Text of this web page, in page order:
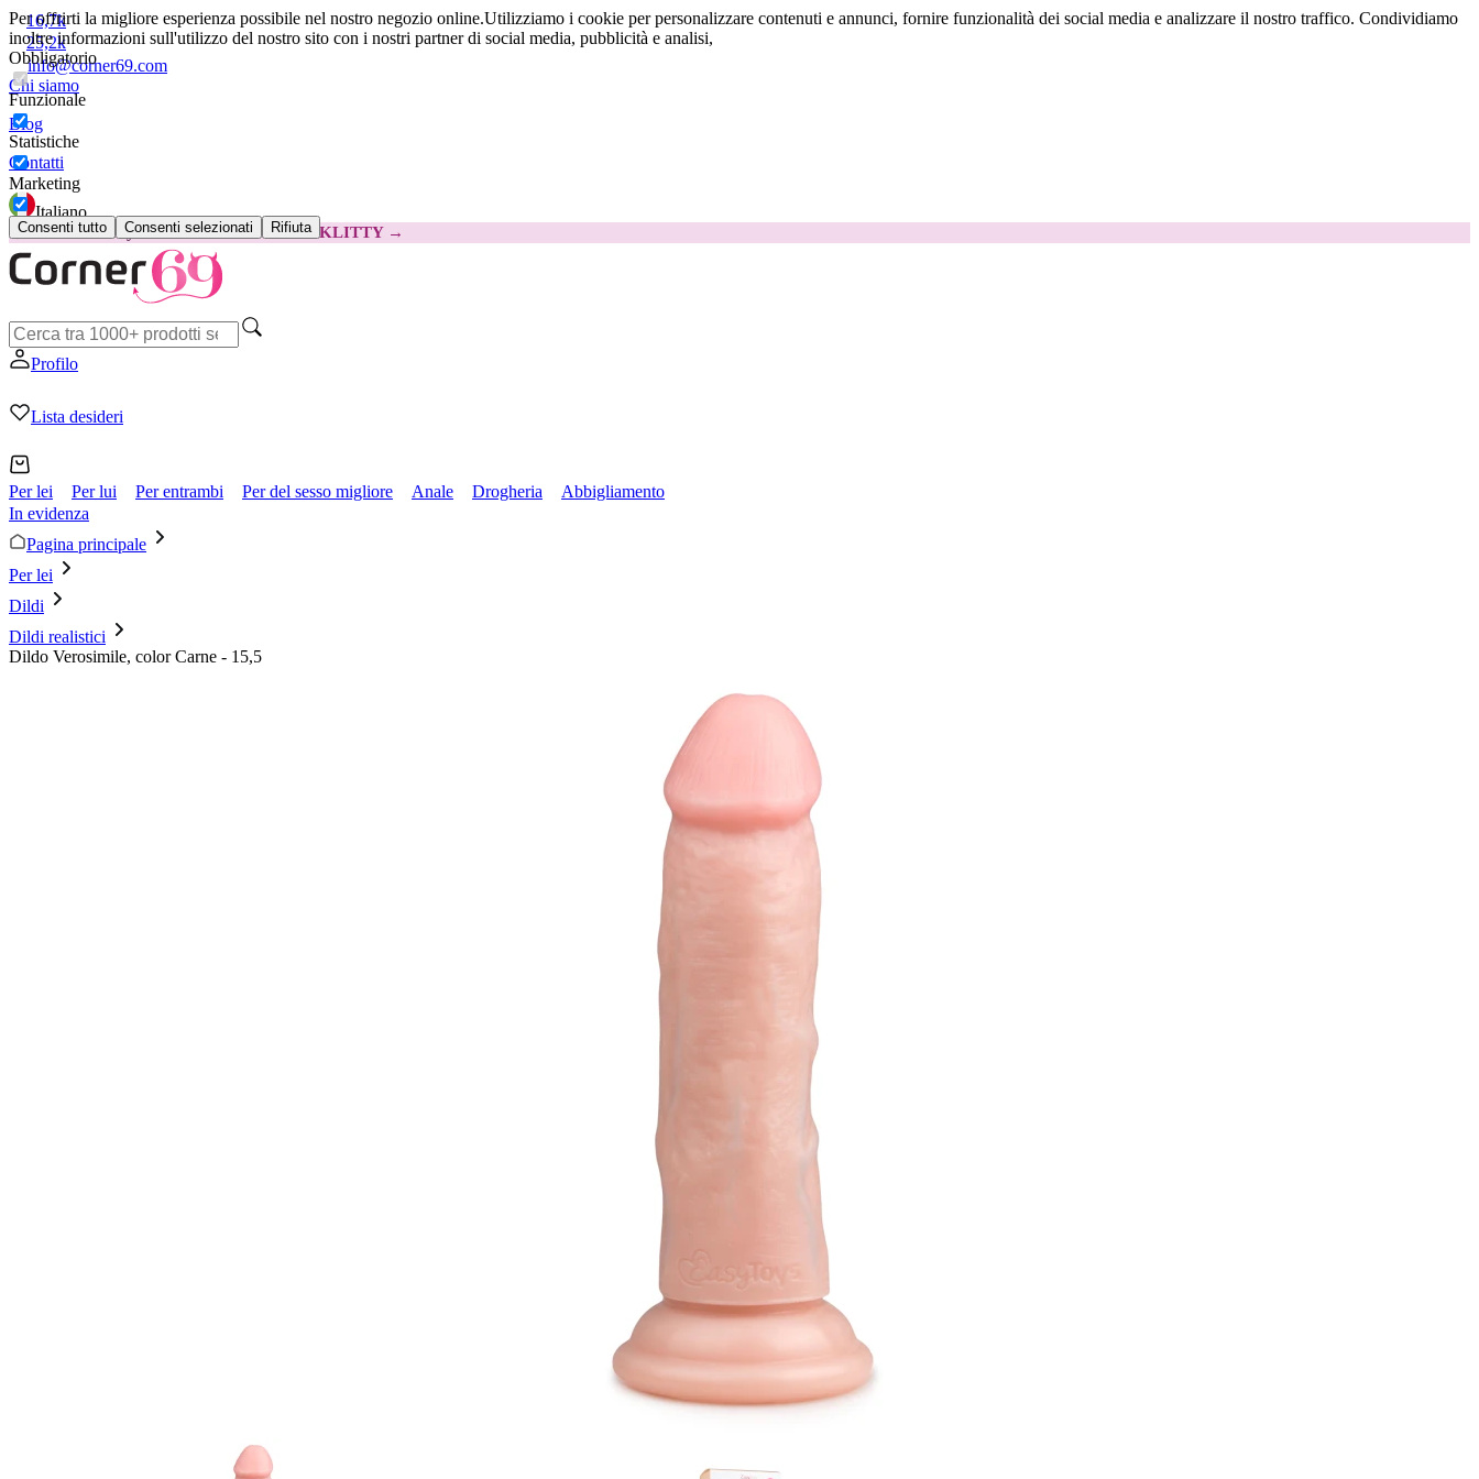
Per offrirti la migliore esperienza possibile nel nostro negozio online.Utilizziamo i cookie per personalizzare contenuti e annunci, fornire funzionalità dei social media e analizzare il nostro traffico. Condividiamo
inoltre informazioni sull'utilizzo del nostro sito con i nostri partner di social media, pubblicità e analisi,
Obbligatorio
Funzionale
Statistiche
Marketing
Consenti tutto Consenti selezionati Rifiuta
16,7k
25,2k
info@corner69.com
Chi siamo
Blog
Contatti
Italiano
😽Svakom Klitty: 15 € IN MENO Codice: KLITTY →
Profilo
Lista desideri
Per lei Per lui Per entrambi Per del sesso migliore Anale Drogheria
Abbigliamento
In evidenza
Pagina principale
Per lei
Dildi
Dildi realistici
Dildo Verosimile, color Carne - 15,5